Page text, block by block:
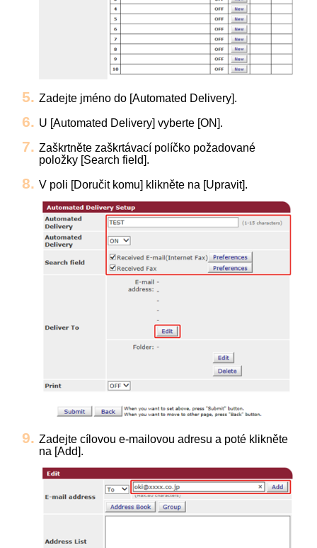
Zadejte jméno do [Automated Delivery].
U [Automated Delivery] vyberte [ON].
Zaškrtněte zaškrtávací políčko požadované
položky [Search field].
V poli [Doručit komu] klikněte na [Upravit].
Zadejte cílovou e-mailovou adresu a poté klikněte
na [Add].